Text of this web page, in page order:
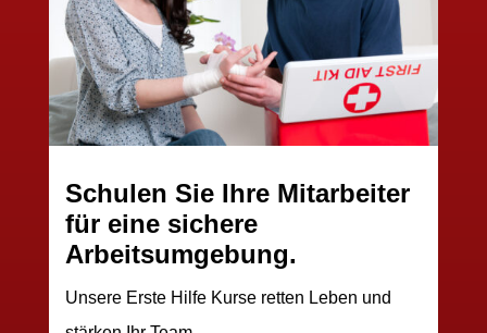
Schulen Sie Ihre Mitarbeiter
für eine sichere
Arbeitsumgebung.
Unsere Erste Hilfe Kurse retten Leben und